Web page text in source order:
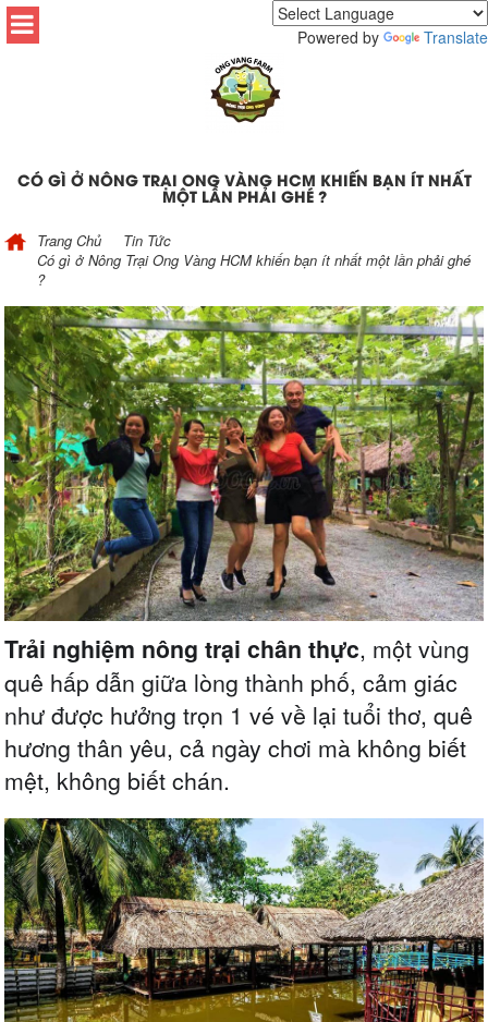
Powered by Translate
CÓ GÌ Ở NÔNG TRẠI ONG VÀNG HCM KHIẾN BẠN ÍT NHẤT
MỘT LẦN PHẢI GHÉ ?
Trang Chủ
Tin Tức
Có gì ở Nông Trại Ong Vàng HCM khiến bạn ít nhất một lần phải ghé
?
Trải nghiệm nông trại chân thực, một vùng
quê hấp dẫn giữa lòng thành phố, cảm giác
như được hưởng trọn 1 vé về lại tuổi thơ, quê
hương thân yêu, cả ngày chơi mà không biết
mệt, không biết chán.